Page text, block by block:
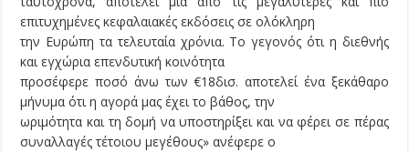
επιτυχημένες κεφαλαιακές εκδόσεις σε ολόκληρη
την Ευρώπη τα τελευταία χρόνια. Το γεγονός ότι η διεθνής
και εγχώρια επενδυτική κοινότητα
προσέφερε ποσό άνω των €18δισ. αποτελεί ένα ξεκάθαρο
μήνυμα ότι η αγορά μας έχει το βάθος, την
ωριμότητα και τη δομή να υποστηρίξει και να φέρει σε πέρας
συναλλαγές τέτοιου μεγέθους» ανέφερε ο